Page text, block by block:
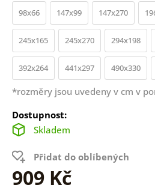
98x66 147x99 147x270
245x165 245x270 294x198
392x264 441x297 490x330
*rozměry jsou uvedeny v cm v
Dostupnost:
Skladem
Přidat do oblíbených
909 Kč